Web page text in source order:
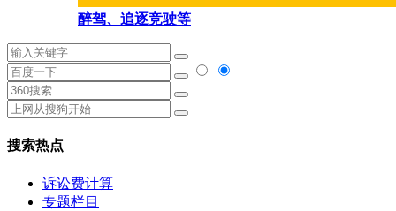
醉驾、追逐竞驶等
搜索热点
诉讼费计算
专题栏目